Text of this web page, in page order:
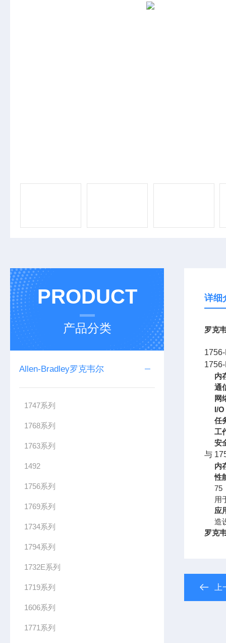
PRODUCT
产品分类
Allen-Bradley罗克韦尔
1747系列
1768系列
1763系列
1492
1756系列
1769系列
1734系列
1794系列
1732E系列
1719系列
1606系列
1771系列
详细
罗克
内
通
网
I/
任
工
安
与
内
性
75
用
应
造
罗克